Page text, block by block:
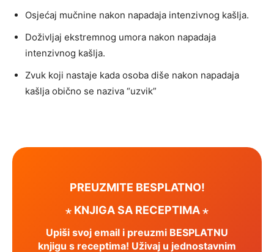
Osjećaj mučnine nakon napadaja intenzivnog kašlja.
Doživljaj ekstremnog umora nakon napadaja
intenzivnog kašlja.
Zvuk koji nastaje kada osoba diše nakon napadaja
kašlja obično se naziva “uzvik”
PREUZMITE BESPLATNO!
⋆ KNJIGA SA RECEPTIMA ⋆
Upiši svoj email i preuzmi BESPLATNU
knjigu s receptima! Uživaj u jednostavnim